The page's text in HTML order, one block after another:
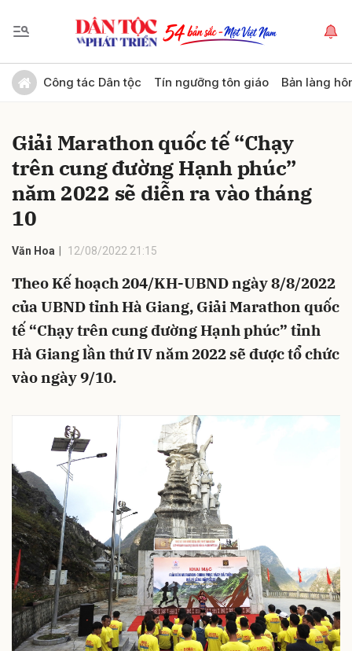
Công tác Dân tộc Tín ngưỡng tôn giáo Bản làng
Giải Marathon quốc tế “Chạy
trên cung đường Hạnh phúc”
năm 2022 sẽ diễn ra vào tháng
10
Văn Hoa 12/08/2022 21:15
Theo Kế hoạch 204/KH-UBND ngày 8/8/2022
của UBND tỉnh Hà Giang, Giải Marathon quốc
tế “Chạy trên cung đường Hạnh phúc” tỉnh
Hà Giang lần thứ IV năm 2022 sẽ được tổ chức
vào ngày 9/10.
Gửi bình luận